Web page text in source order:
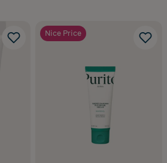
Nice Price